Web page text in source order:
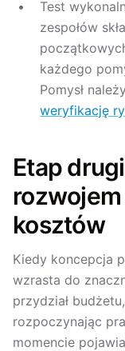
Test
zespołów
każdego
Pomysł
weryfikację
Etap
kosztów
Kiedy koncepcja
wzrasta do
przydział
rozpoczynając
momencie